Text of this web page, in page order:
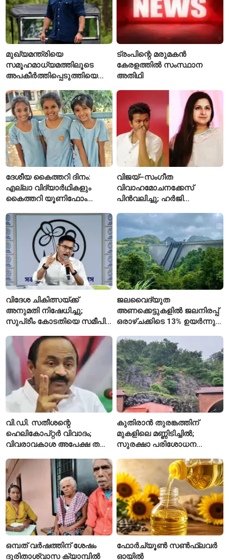
മുഖ്യമന്ത്രിയെ
സമൂഹമാധ്യമത്തിലൂടെ
അപകീർത്തിപ്പെടുത്തിയെന്ന്
ആയങ്കിക്കെതിരെ പുതിയ
കേസ്
ട്രംപിന്റെ മരുമകൻ
കേരളത്തിൽ സംസ്ഥാന
അതിഥി
ദേശീയ കൈത്തറി ദിനം:
എല്ലാ വിദ്യാർഥികളും
കൈത്തറി യൂണിഫോം
സ്കൂൾ വേറിട്ട മാതൃക
വിജയ്–സംഗീത
വിവാഹമോചനക്കേസ്
പിൻവലിച്ചു; ഹർജി
അവസാനിപ്പിച്ച് കോടതി
വിദേശ ചികിത്സയ്ക്ക്
അനുമതി നിഷേധിച്ചു;
സുപ്രീം കോടതിയെ സമീപിച്ച്
ജലവൈദ്യുത
അണക്കെട്ടുകളിൽ ജലനിരപ്പ്
ഒരാഴ്ചക്കിടെ 13% ഉയർന്നു;
ഇപ്പോഴും കുറവ്
വി.ഡി. സതീശന്റെ
ഹെലികോപ്റ്റർ വിവാദം;
വിവരാവകാശ അപേക്ഷ തള്ളി
കുതിരാൻ തുരങ്കത്തിന്
മുകളിലെ മണ്ണിടിച്ചിൽ;
സുരക്ഷാ പരിശോധന
ഒമ്പത് വർഷത്തിന് ശേഷം
ദുരിതാശ്വാസ ക്യാമ്പിൽ
ഫോർച്യൂൺ സൺഫ്ലവർ
ഓയിൽ